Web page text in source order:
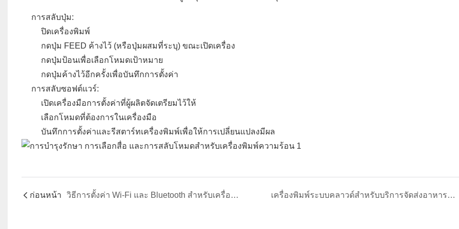
การสลับปุ่ม:
ปิดเครื่องพิมพ์
กดปุ่ม FEED ค้างไว้ (หรือปุ่มผสมที่ระบุ) ขณะเปิดเครื่อง
กดปุ่มป้อนเพื่อเลือกโหมดเป้าหมาย
กดปุ่มค้างไว้อีกครั้งเพื่อบันทึกการตั้งค่า
การสลับซอฟต์แวร์:
เปิดเครื่องมือการตั้งค่าที่ผู้ผลิตจัดเตรียมไว้ให้
เลือกโหมดที่ต้องการในเครื่องมือ
บันทึกการตั้งค่าและรีสตาร์ทเครื่องพิมพ์เพื่อให้การเปลี่ยนแปลงมีผล
ก่อนหน้า วิธีการตั้งค่า Wi-Fi และ Bluetooth สำหรับเครื่องพิมพ์ความร้อน? เครื่องพิมพ์ระบบคลาวด์สำหรับบริการจัดส่งอาหารคืออะไร? และใช้งานอย่างไร?